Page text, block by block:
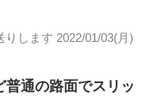
りします 2022/01/03(月)
普通の路面でスリッ